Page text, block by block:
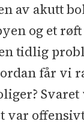
du
taktekkere
får bad
av akutt
og et
tidlig
får vi
var